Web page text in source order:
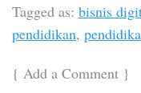
Tagged as: bisnis
pendidikan,
{ Add a Comment }